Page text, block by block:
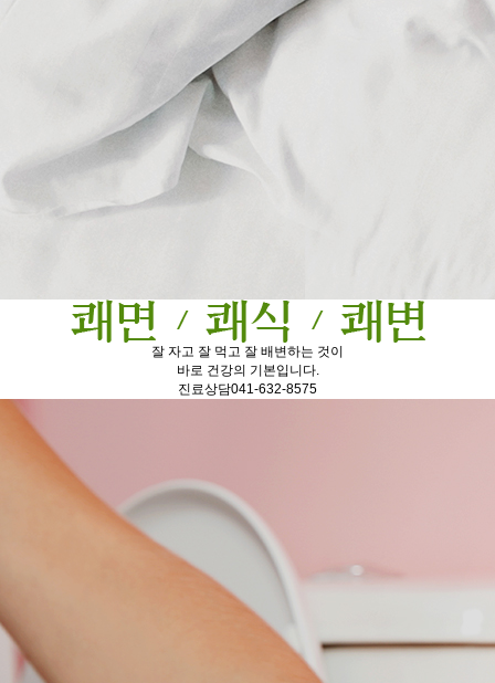
잘 자고 잘 먹고 잘 배변하는 것이
바로 건강의 기본입니다.
진료상담041-632-8575